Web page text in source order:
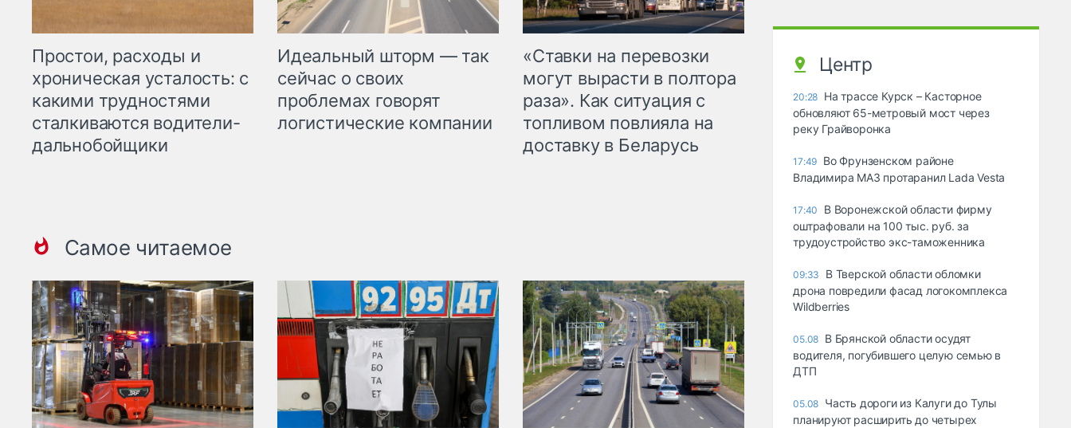
Простои, расходы и
хроническая усталость: с
какими трудностями
сталкиваются водители-
дальнобойщики
Идеальный шторм — так
сейчас о своих
проблемах говорят
логистические компании
«Ставки на перевозки
могут вырасти в полтора
раза». Как ситуация с
топливом повлияла на
доставку в Беларусь
Самое читаемое
Центр
20:28 На трассе Курск – Касторное
обновляют 65-метровый мост через
реку Грайворонка
17:49 Во Фрунзенском районе
Владимира МАЗ протаранил Lada Vesta
17:40
В Воронежской области фирму
оштрафовали на 100 тыс. руб. за
трудоустройство экс-таможенника
09:33
В Тверской области обломки
дрона повредили фасад логокомплекса
Wildberries
05.08 В Брянской области осудят
водителя, погубившего целую семью в
ДТП
05.08 Часть дороги из Калуги до Тулы
планируют расширить до четырех